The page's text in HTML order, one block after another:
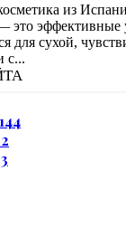
из
эффективные
для сухой,
с...